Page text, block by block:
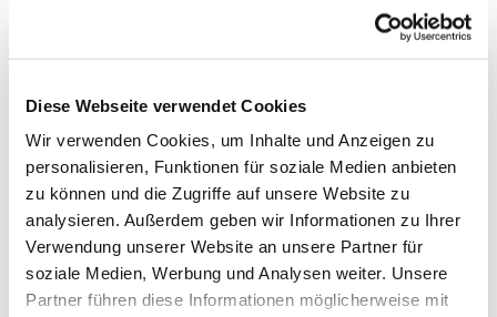
Diese Webseite verwendet Cookies
Wir verwenden Cookies, um Inhalte und Anzeigen zu
personalisieren, Funktionen für soziale Medien anbieten
zu können und die Zugriffe auf unsere Website zu
analysieren. Außerdem geben wir Informationen zu Ihrer
Verwendung unserer Website an unsere Partner für
soziale Medien, Werbung und Analysen weiter. Unsere
Partner führen diese Informationen möglicherweise mit